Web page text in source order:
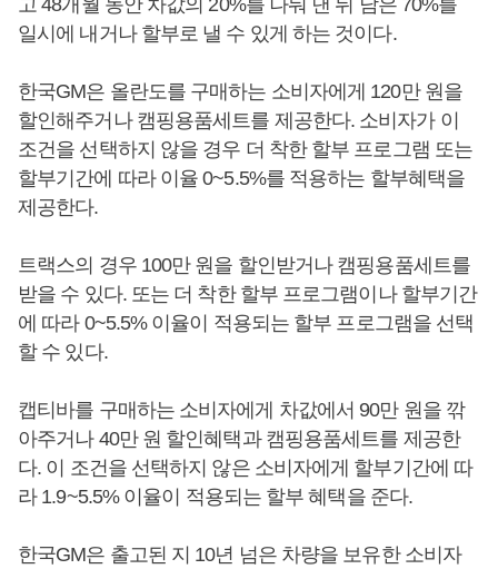
고 48개월 동안 차값의 20%를 나눠 낸 뒤 남은 70%를
일시에 내거나 할부로 낼 수 있게 하는 것이다.
한국GM은 올란도를 구매하는 소비자에게 120만 원을
할인해주거나 캠핑용품세트를 제공한다. 소비자가 이
조건을 선택하지 않을 경우 더 착한 할부 프로그램 또는
할부기간에 따라 이율 0~5.5%를 적용하는 할부혜택을
제공한다.
트랙스의 경우 100만 원을 할인받거나 캠핑용품세트를
받을 수 있다. 또는 더 착한 할부 프로그램이나 할부기간
에 따라 0~5.5% 이율이 적용되는 할부 프로그램을 선택
할 수 있다.
캡티바를 구매하는 소비자에게 차값에서 90만 원을 깎
아주거나 40만 원 할인혜택과 캠핑용품세트를 제공한
다. 이 조건을 선택하지 않은 소비자에게 할부기간에 따
라 1.9~5.5% 이율이 적용되는 할부 혜택을 준다.
한국GM은 출고된 지 10년 넘은 차량을 보유한 소비자